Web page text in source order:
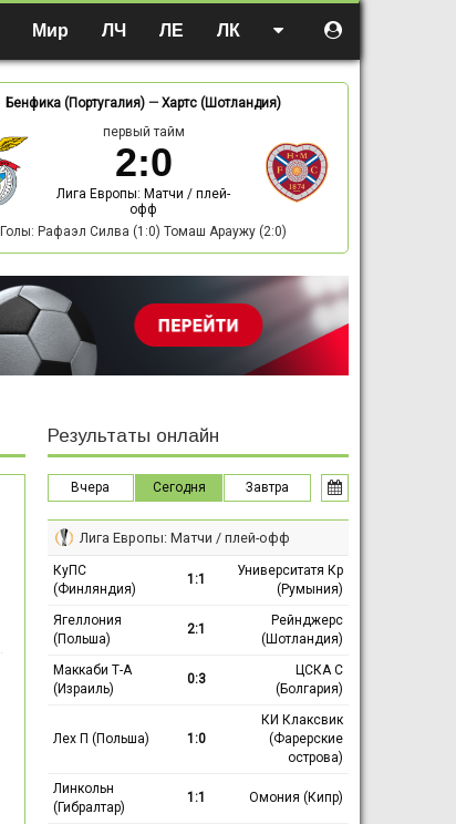
Мир ЛЧ ЛЕ ЛК
Бенфика (Португалия) —Хартс (Шотландия)
первый тайм
2:0
Лига Европы: Матчи / плей-
офф
Голы: Рафаэл Силва (1:0) Томаш Араужу (2:0)
Результаты онлайн
Вчера Сегодня Завтра
Лига Европы: Матчи / плей-офф
КуПС
(Финляндия)
1:1
Университатя Кр
(Румыния)
Ягеллония
(Польша)
2:1
Рейнджерс
(Шотландия)
Маккаби Т-А
(Израиль)
0:3
ЦСКА С
(Болгария)
Лех П (Польша) 1:0
КИ Клаксвик
(Фарерские
острова)
Линкольн
(Гибралтар)
1:1 Омония (Кипр)